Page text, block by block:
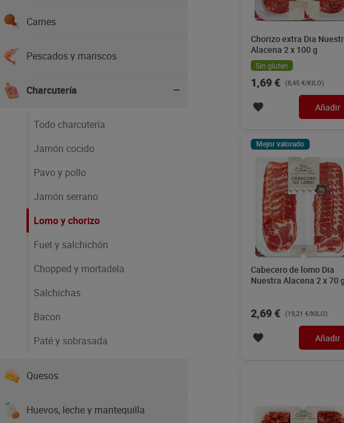
Carnes
Pescados y mariscos
Charcutería
Todo charcutería
Jamón cocido
Pavo y pollo
Jamón serrano
Lomo y chorizo
Fuet y salchichón
Chopped y mortadela
Salchichas
Bacon
Paté y sobrasada
Quesos
Huevos, leche y mantequilla
Chorizo extra Dia
Alacena 2 x 100 g
Sin gluten
1,69 € (8,45 €/KILO)
Añadir
Mejor valorado
Cabecero de lomo Dia
Nuestra Alacena 2 x 70 g
2,69 € (19,21 €/KILO)
Añadir